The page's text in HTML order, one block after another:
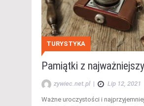
TURYSTYKA
Pamiątki z
zywiec.net.pl | Lip 12, 2021
Ważne uroczystości i